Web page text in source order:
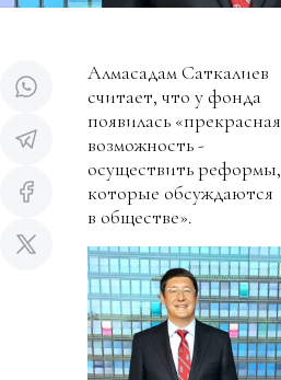
Алмасадам Саткалиев
считает, что у фонда
появилась «прекрасная
возможность -
осуществить реформы,
которые обсуждаются
в обществе».